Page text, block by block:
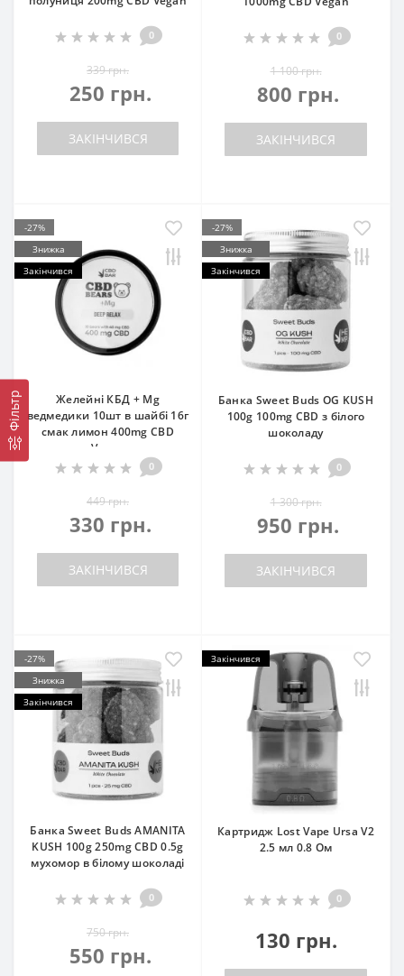
Фільтр
0
339 грн.
250 грн.
ЗАКІНЧИВСЯ
0
1 100 грн.
800 грн.
ЗАКІНЧИВСЯ
-27%
Знижка
Закінчився
Желейні КБД + Mg
ведмедики 10шт в шайбі 16г
смак лимон 400mg CBD
Vegan
0
449 грн.
330 грн.
ЗАКІНЧИВСЯ
-27%
Знижка
Закінчився
Банка Sweet Buds OG KUSH
100g 100mg CBD з білого
шоколаду
0
1 300 грн.
950 грн.
ЗАКІНЧИВСЯ
-27%
Знижка
Закінчився
Банка Sweet Buds AMANITA
KUSH 100g 250mg CBD 0.5g
мухомор в білому шоколаді
0
750 грн.
550 грн.
Закінчився
Картридж Lost Vape Ursa V2
2.5 мл 0.8 Ом
0
130 грн.